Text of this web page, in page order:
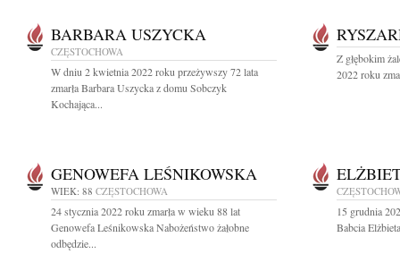
BARBARA USZYCKA
CZĘSTOCHOWA
W dniu 2 kwietnia 2022 roku przeżywszy 72 lata
zmarła Barbara Uszycka z domu Sobczyk
Kochająca...
Z głębokim
2022 roku
GENOWEFA LEŚNIKOWSKA
WIEK: 88 CZĘSTOCHOWA
24 stycznia 2022 roku zmarła w wieku 88 lat
Genowefa Leśnikowska Nabożeństwo żałobne
odbędzie...
15 grudnia
Babcia